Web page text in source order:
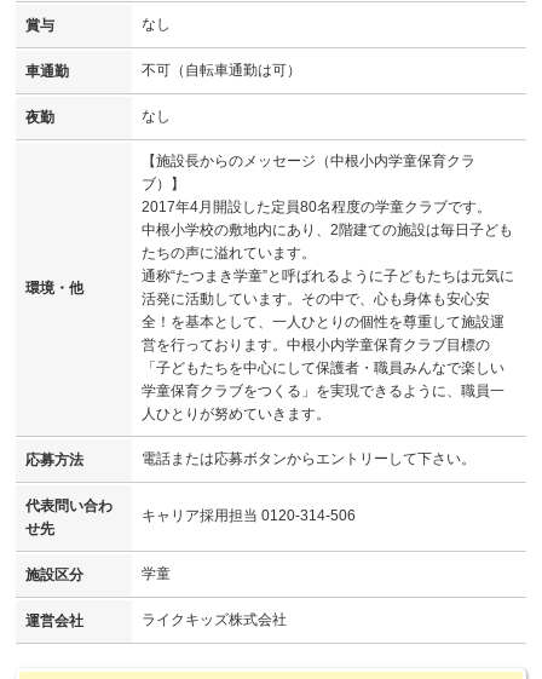
賞与 なし
車通勤 不可（自転車通勤は可）
夜勤 なし
環境・他
【施設長からのメッセージ（中根小内学童保育クラ
ブ）】
2017年4月開設した定員80名程度の学童クラブです。
中根小学校の敷地内にあり、2階建ての施設は毎日子ども
たちの声に溢れています。
通称“たつまき学童”と呼ばれるように子どもたちは元気に
活発に活動しています。その中で、心も身体も安心安
全！を基本として、一人ひとりの個性を尊重して施設運
営を行っております。中根小内学童保育クラブ目標の
「子どもたちを中心にして保護者・職員みんなで楽しい
学童保育クラブをつくる」を実現できるように、職員一
人ひとりが努めていきます。
応募方法 電話または応募ボタンからエントリーして下さい。
代表問い合わ
せ先
キャリア採用担当 0120-314-506
施設区分 学童
運営会社 ライクキッズ株式会社